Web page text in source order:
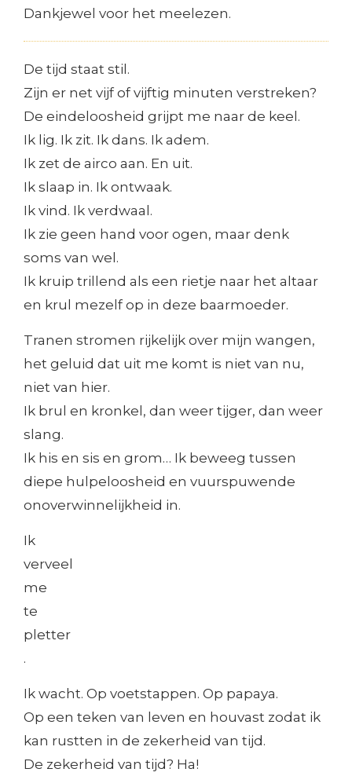
Dankjewel voor het meelezen.
De tijd staat stil.
Zijn er net vijf of vijftig minuten verstreken?
De eindeloosheid grijpt me naar de keel.
Ik lig. Ik zit. Ik dans. Ik adem.
Ik zet de airco aan. En uit.
Ik slaap in. Ik ontwaak.
Ik vind. Ik verdwaal.
Ik zie geen hand voor ogen, maar denk
soms van wel.
Ik kruip trillend als een rietje naar het altaar
en krul mezelf op in deze baarmoeder.
Tranen stromen rijkelijk over mijn wangen,
het geluid dat uit me komt is niet van nu,
niet van hier.
Ik brul en kronkel, dan weer tijger, dan weer
slang.
Ik his en sis en grom… Ik beweeg tussen
diepe hulpeloosheid en vuurspuwende
onoverwinnelijkheid in.
Ik
verveel
me
te
pletter
.
Ik wacht. Op voetstappen. Op papaya.
Op een teken van leven en houvast zodat ik
kan rustten in de zekerheid van tijd.
De zekerheid van tijd? Ha!